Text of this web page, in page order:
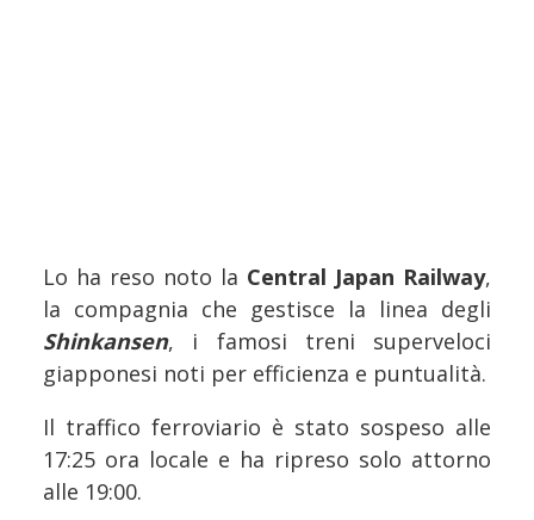
Lo ha reso noto la Central Japan Railway,
la compagnia che gestisce la linea degli
Shinkansen, i famosi treni superveloci
giapponesi noti per efficienza e puntualità.
Il traffico ferroviario è stato sospeso alle
17:25 ora locale e ha ripreso solo attorno
alle 19:00.